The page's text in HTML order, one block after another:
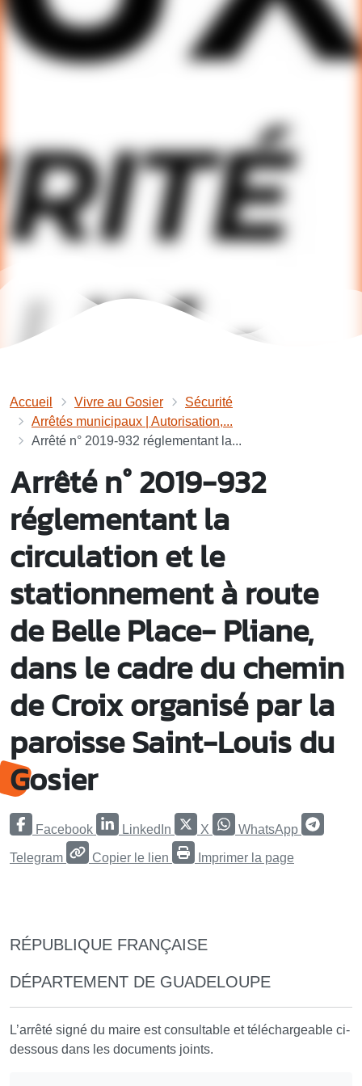
Accueil Vivre au Gosier
Sécurité
Arrêtés municipaux | Autorisation,...
Arrêté n° 2019-932 réglementant la...
Arrêté n° 2019-932
réglementant la
circulation et le
stationnement à route
de Belle Place- Pliane,
dans le cadre du chemin
de Croix organisé par la
paroisse Saint-Louis du
Gosier
Facebook LinkedIn X WhatsApp
Telegram Copier le lien Imprimer la page
RÉPUBLIQUE FRANÇAISE
DÉPARTEMENT DE GUADELOUPE
L’arrêté signé du maire est consultable et téléchargeable ci-
dessous dans les documents joints.